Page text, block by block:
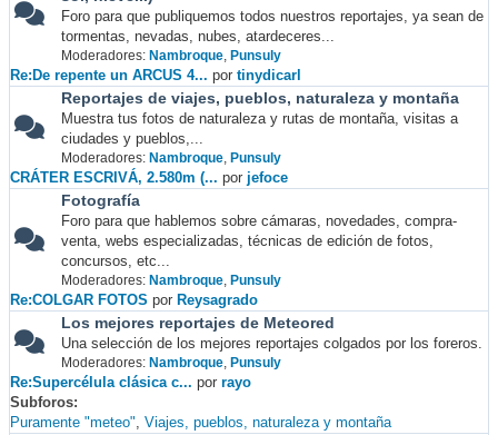
Foro para que publiquemos todos nuestros reportajes, ya sean de
tormentas, nevadas, nubes, atardeceres...
Moderadores: Nambroque, Punsuly
Re:De repente un ARCUS 4... por tinydicarl
Reportajes de viajes, pueblos, naturaleza y montaña
Muestra tus fotos de naturaleza y rutas de montaña, visitas a
ciudades y pueblos,...
Moderadores: Nambroque, Punsuly
CRÁTER ESCRIVÁ, 2.580m (... por jefoce
Fotografía
Foro para que hablemos sobre cámaras, novedades, compra-
venta, webs especializadas, técnicas de edición de fotos,
concursos, etc...
Moderadores: Nambroque, Punsuly
Re:COLGAR FOTOS por Reysagrado
Los mejores reportajes de Meteored
Una selección de los mejores reportajes colgados por los foreros.
Moderadores: Nambroque, Punsuly
Re:Supercélula clásica c... por rayo
Subforos
Puramente "meteo" Viajes, pueblos, naturaleza y montaña